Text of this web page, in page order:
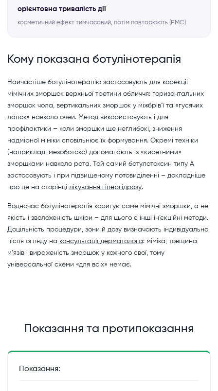
орієнтовна тривалість дії
косметичний ефект тимчасовий, потім повторюють (PMC)
Кому показана ботулінотерапія
Найчастіше ботулінотерапію застосовують для корекції
мімічних зморшок верхньої третини обличчя: горизонтальних
зморшок чола, вертикальних зморшок у міжбрів’ї та «гусячих
лапок» навколо очей. Метод використовують і для
профілактики – коли зморшки ще неглибокі, зниження
надмірної міміки сповільнює їх формування. Окремі техніки
(наприклад, мезоботокс) допомагають із «кисетними»
зморшками навколо рота. Той самий ботулотоксин типу А
застосовують і при підвищеному потовиділенні – докладніше
про це на сторінці лікування гіпергідрозу.
Водночас ботулінотерапія коригує саме мімічні зморшки, а не
якість і зволоженість шкіри – для цього є інші ін’єкційні методи.
Доцільність процедури, зони й дозу визначають індивідуально
після огляду на консультації дерматолога: міміка, товщина
м’язів і вираженість зморшок у кожного свої, тому
універсальної схеми «для всіх» немає.
Показання та протипоказання
Показання: